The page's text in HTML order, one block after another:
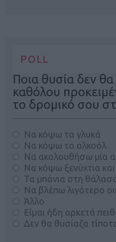
POLL
Ποια θυσία δεν θα
καθόλου
το δρομικό σου
Να κόψω τα γλυκά
Να κόψω το αλκοόλ
Να ακολουθήσω μία
Να κόψω ξενύχτια και
Τα μπάνια στη
Να βλέπω λιγότερο
Άλλο
Είμαι ήδη αρκετά
Δεν θα θυσίαζα